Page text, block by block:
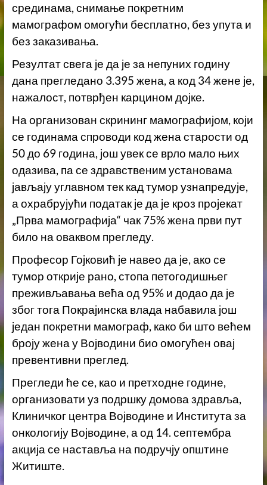
срединама, снимање покретним
мамографом омогући бесплатно, без упута и
без заказивања.
Резултат свега је да је за непуних годину
дана прегледано 3.395 жена, а код 34 жене је,
нажалост, потврђен карцином дојке.
На организован скрининг мамографијом, који
се годинама спроводи код жена старости од
50 до 69 година, још увек се врло мало њих
одазива, па се здравственим установама
јављају углавном тек кад тумор узнапредује,
а охрабрујући податак је да је кроз пројекат
„Прва мамографија“ чак 75% жена први пут
било на оваквом прегледу.
Професор Гојковић је навео да је, ако се
тумор открије рано, стопа петогодишњег
преживљавања већа од 95% и додао да је
због тога Покрајинска влада набавила још
један покретни мамограф, како би што већем
броју жена у Војводини био омогућен овај
превентивни преглед.
Прегледи ће се, као и претходне године,
организовати уз подршку домова здравља,
Клиничког центра Војводине и Института за
онкологију Војводине, а од 14. септембра
акција се наставља на подручју општине
Житиште.